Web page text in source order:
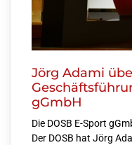
Jörg Adami
gGmbH
Die DOSB E-Sport
Der DOSB hat Jörg